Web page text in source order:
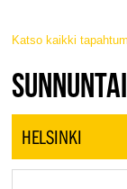
Katso kaikki
JAZZ
HELSINKI